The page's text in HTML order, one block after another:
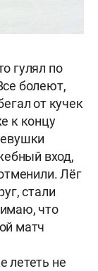
гулял по
болеют,
от кучек
к концу
вход,
Лёг
стали
что
матч
лететь не